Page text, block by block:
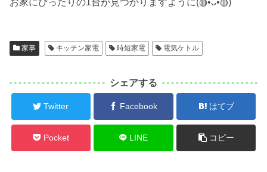
お家にぴったりの1台が見つかりますように(◍•ᴗ•◍)
家事 キッチン家電 時短家電 電気ケトル
シェアする
Twitter Facebook はてブ
Pocket LINE コピー